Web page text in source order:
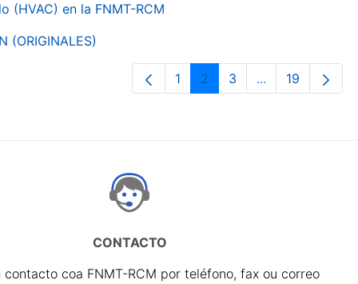
(HVAC) en la FNMT-RCM
Páxina
1 Páxina
2 Páxina
3 ...PáxinasPáxina
19
CONTACTO
contacto coa FNMT-RCM por teléfono, fax ou correo